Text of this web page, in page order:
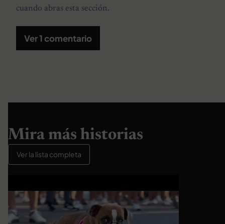
cuando abras esta sección.
Ver 1 comentario
Mira más historias
Ver la lista completa